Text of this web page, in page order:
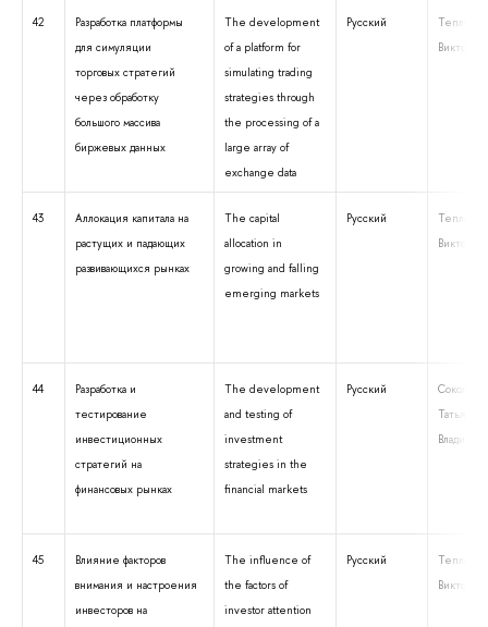
42
Разработка платформы
для симуляции
торговых стратегий
через обработку
большого массива
биржевых данных
The development
of a platform for
simulating trading
strategies through
the processing of a
large array of
exchange data
Русский
Теплова
43
Аллокация капитала на
растущих и падающих
развивающихся рынках
The capital
allocation in
growing and falling
emerging markets
Русский
Теплова
44
Разработка и
тестирование
инвестиционных
стратегий на
финансовых рынках
The development
and testing of
investment
strategies in the
financial markets
Русский
Соколова
Татьяна
45
Влияние факторов
внимания и настроения
инвесторов на
The influence of
the factors of
investor attention
Русский
Теплова